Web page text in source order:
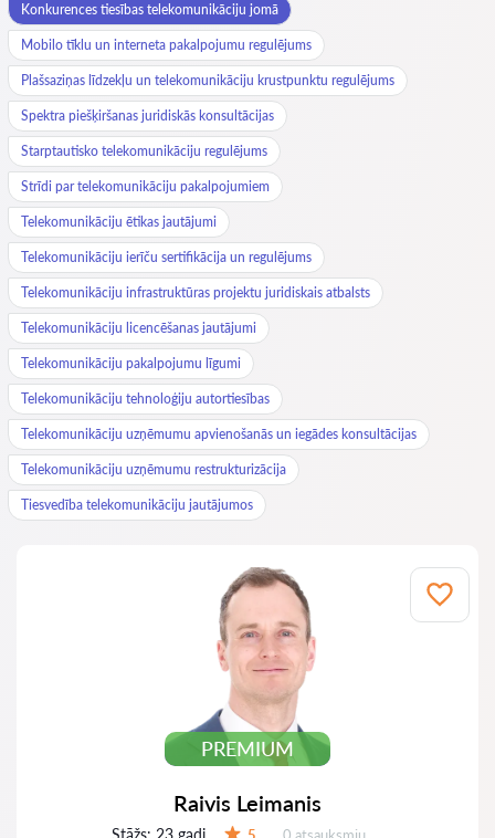
Konkurences tiesības telekomunikāciju jomā
Mobilo tīklu un interneta pakalpojumu regulējums
Plašsaziņas līdzekļu un telekomunikāciju krustpunktu regulējums
Spektra piešķiršanas juridiskās konsultācijas
Starptautisko telekomunikāciju regulējums
Strīdi par telekomunikāciju pakalpojumiem
Telekomunikāciju ētikas jautājumi
Telekomunikāciju ierīču sertifikācija un regulējums
Telekomunikāciju infrastruktūras projektu juridiskais atbalsts
Telekomunikāciju licencēšanas jautājumi
Telekomunikāciju pakalpojumu līgumi
Telekomunikāciju tehnoloģiju autortiesības
Telekomunikāciju uzņēmumu apvienošanās un iegādes konsultācijas
Telekomunikāciju uzņēmumu restrukturizācija
Tiesvedība telekomunikāciju jautājumos
PREMIUM
Raivis Leimanis
Stāžs: 23 gadi 5 Atsauksmes:
0 atsauksmju